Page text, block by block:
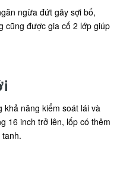
ngừa đứt gãy sợi bố,
cũng được gia cố 2 lớp giúp
năng kiểm soát lái và
16 inch trở lên, lốp có thêm